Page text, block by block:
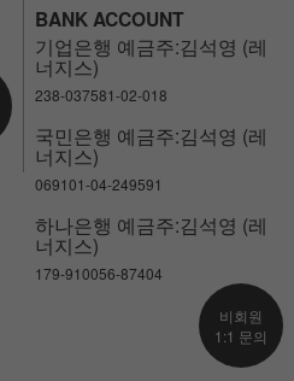
BANK ACCOUNT
기업은행 예금주:김석영 (레
너지스)
238-037581-02-018
국민은행 예금주:김석영 (레
너지스)
069101-04-249591
하나은행 예금주:김석영 (레
너지스)
179-910056-87404
비회원
1:1 문의